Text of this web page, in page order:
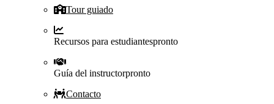
Tour guiado
Recursos para estudiantespronto
Guía del instructorpronto
Contacto